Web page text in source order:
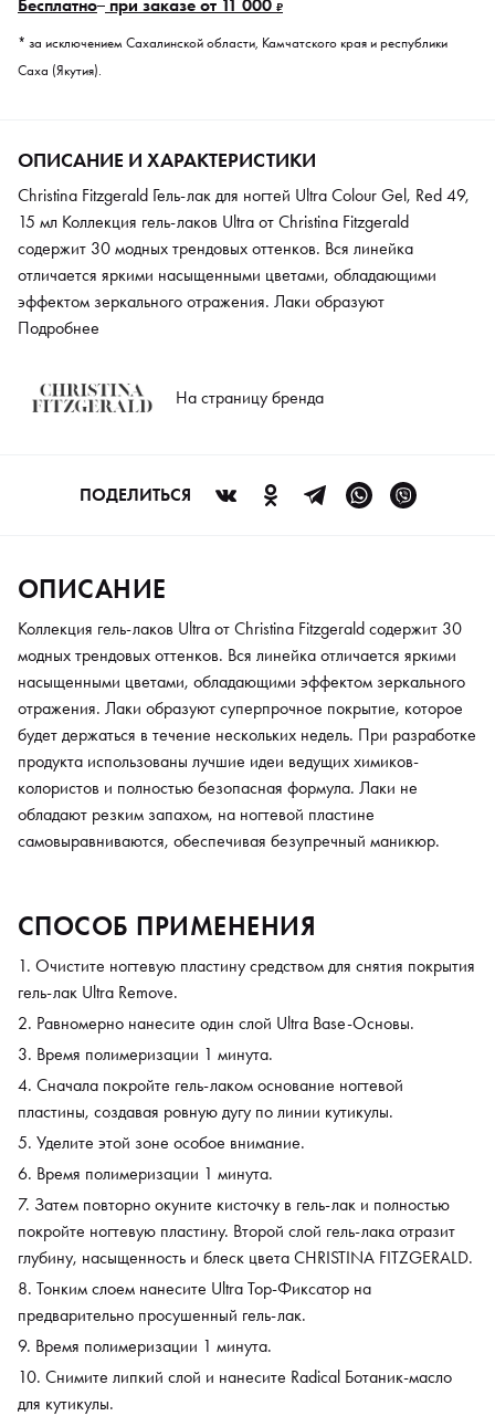
Бесплатно при заказе от 11 000 ₽
* за исключением Сахалинской области, Камчатского края и республики
Саха (Якутия).
ОПИСАНИЕ И ХАРАКТЕРИСТИКИ
Christina Fitzgerald Гель-лак для ногтей Ultra Colour Gel, Red 49,
15 мл Коллекция гель-лаков Ultra от Сhristina Fitzgerald
содержит 30 модных трендовых оттенков. Вся линейка
отличается яркими насыщенными цветами, обладающими
эффектом зеркального отражения. Лаки образуют
суперпрочное покрытие, которое будет держаться в течение
лучшие идеи ведущих химиков-колористов и полностью
безопасная формула. Лаки не обладают резким запахом, на
Подробнее
На страницу бренда
ПОДЕЛИТЬСЯ
ОПИСАНИЕ
Коллекция гель-лаков Ultra от Сhristina Fitzgerald содержит 30
модных трендовых оттенков. Вся линейка отличается яркими
насыщенными цветами, обладающими эффектом зеркального
отражения. Лаки образуют суперпрочное покрытие, которое
будет держаться в течение нескольких недель. При разработке
продукта использованы лучшие идеи ведущих химиков-
колористов и полностью безопасная формула. Лаки не
обладают резким запахом, на ногтевой пластине
самовыравниваются, обеспечивая безупречный маникюр.
СПОСОБ ПРИМЕНЕНИЯ
Очистите ногтевую пластину средством для снятия покрытия
гель-лак Ultra Remove.
Равномерно нанесите один слой Ultra Base-Основы.
Время полимеризации 1 минута.
Сначала покройте гель-лаком основание ногтевой
пластины, создавая ровную дугу по линии кутикулы.
Уделите этой зоне особое внимание.
Время полимеризации 1 минута.
Затем повторно окуните кисточку в гель-лак и полностью
покройте ногтевую пластину. Второй слой гель-лака отразит
глубину, насыщенность и блеск цвета CHRISTINA FITZGERALD.
Тонким слоем нанесите Ultra Top-Фиксатор на
предварительно просушенный гель-лак.
Время полимеризации 1 минута.
Снимите липкий слой и нанесите Radical Ботаник-масло
для кутикулы.